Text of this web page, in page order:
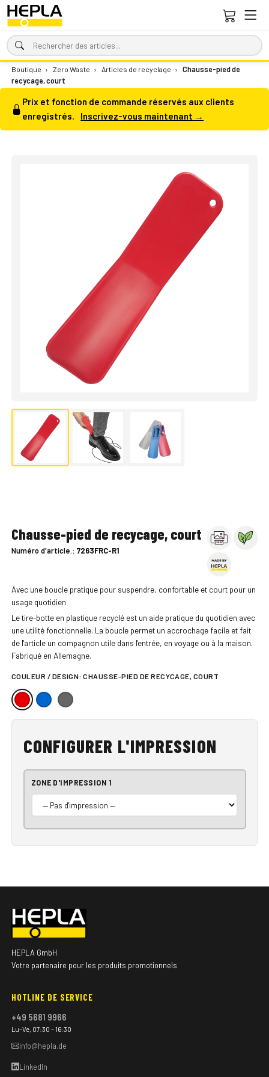
Boutique › Zero Waste › Articles de recyclage ›
Chausse-pied de
recycage, court
Prix et fonction de commande réservés aux clients
enregistrés.
Inscrivez-vous maintenant →
Chausse-pied de recycage, court
Numéro d'article.: 7263FRC-R1
Avec une boucle pratique pour suspendre, confortable et court pour un
usage quotidien
Le tire-botte en plastique recyclé est un aide pratique du quotidien avec
une utilité fonctionnelle. La boucle permet un accrochage facile et fait
de l'article un compagnon utile dans l'entrée, en voyage ou à la maison.
Fabriqué en Allemagne.
COULEUR / DESIGN:CHAUSSE-PIED DE RECYCAGE, COURT
CONFIGURER L'IMPRESSION
ZONE D'IMPRESSION 1
HEPLA GmbH
Votre partenaire pour les produits promotionnels
HOTLINE DE SERVICE
+49 5681 9966
Lu–Ve, 07:30 – 16:30
info@hepla.de
LinkedIn